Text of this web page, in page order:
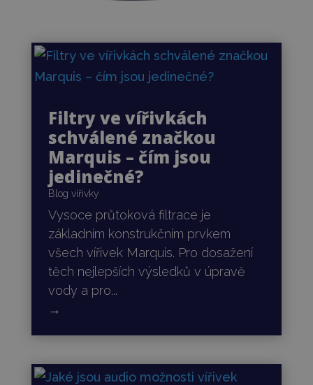
Filtry ve vířivkách
schválené značkou
Marquis – čím jsou
jedinečné?
Blog vířivky
Vysoce průtoková filtrace je
základním konstrukčním prvkem
všech vířivek Marquis. Pro dosažení
těch nejlepších výsledků v úpravě
vody a pro...
→